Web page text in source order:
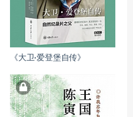
《大卫·爱登堡自传》